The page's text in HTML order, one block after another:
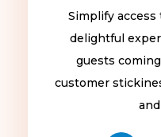
Simplify
delightful
guests
customer